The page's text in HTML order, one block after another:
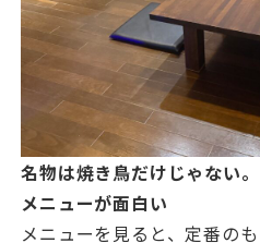
名物は焼き鳥だけじゃない
メニューが面白い
メニューを見ると、定番の